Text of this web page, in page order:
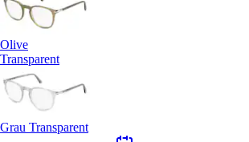
Olive
Transparent
Grau Transparent